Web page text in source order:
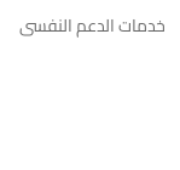
خدمات الدعم النفسى